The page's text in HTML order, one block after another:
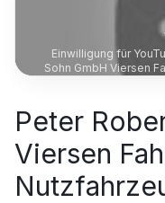
Einwilligung für
Sohn GmbH Viersen
Peter
Viersen